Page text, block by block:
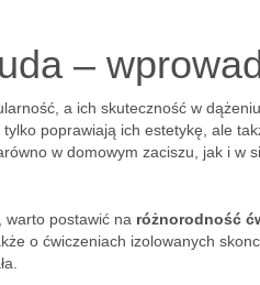
–
a ich skuteczność w
poprawiają ich estetykę, ale
w domowym zaciszu, jak i w
warto postawić na różnorodność
o ćwiczeniach izolowanych